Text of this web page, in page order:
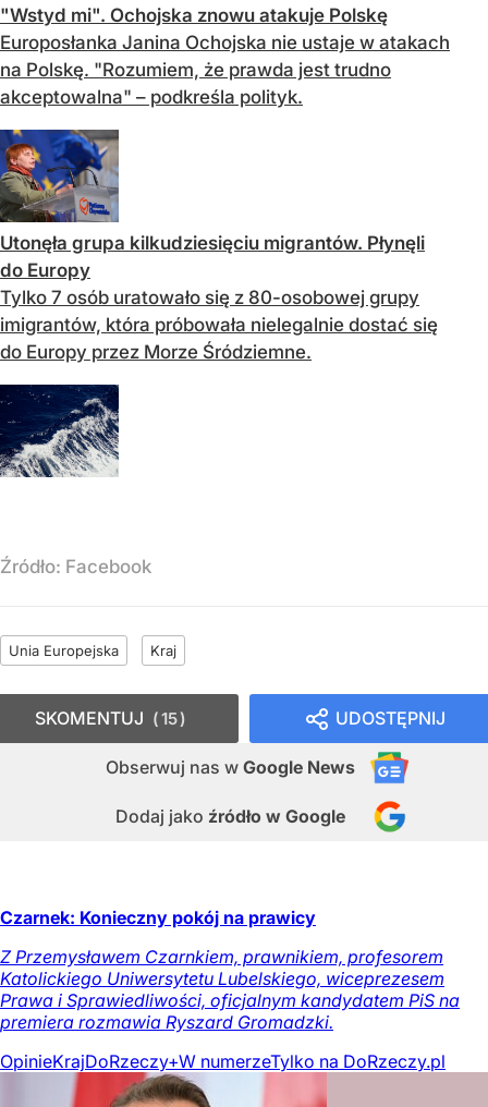
"Wstyd mi". Ochojska znowu atakuje Polskę
Europosłanka Janina Ochojska nie ustaje w atakach
na Polskę. "Rozumiem, że prawda jest trudno
akceptowalna" – podkreśla polityk.
Utonęła grupa kilkudziesięciu migrantów. Płynęli
do Europy
Tylko 7 osób uratowało się z 80-osobowej grupy
imigrantów, która próbowała nielegalnie dostać się
do Europy przez Morze Śródziemne.
Źródło: Facebook
Unia Europejska Kraj
UDOSTĘPNIJ
Obserwuj nas w Google News
Dodaj jako źródło w Google
SKOMENTUJ 15
Czarnek: Konieczny pokój na prawicy
Z Przemysławem Czarnkiem, prawnikiem, profesorem
Katolickiego Uniwersytetu Lubelskiego, wiceprezesem
Prawa i Sprawiedliwości, oficjalnym kandydatem PiS na
premiera rozmawia Ryszard Gromadzki.
OpinieKrajDoRzeczy+W numerzeTylko na DoRzeczy.pl